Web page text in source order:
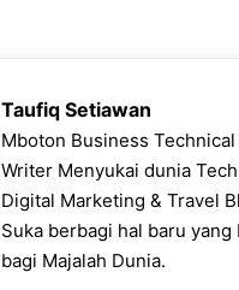
Taufiq Setiawan
Mboton Business
Writer Menyukai dunia
Digital Marketing & Travel
Suka berbagi hal baru yang
bagi Majalah Dunia.